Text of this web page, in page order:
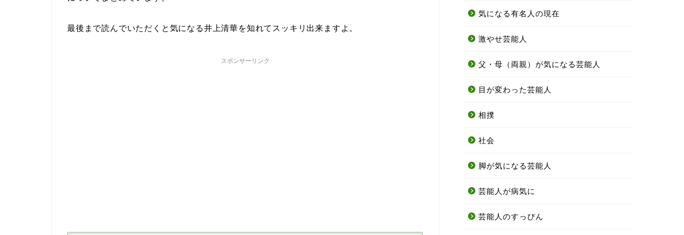
最後まで読んでいただくと気になる井上清華を知れてスッキリ出来ますよ。
スポンサーリンク
気になる有名人の現在
激やせ芸能人
父・母（両親）が気になる芸能人
目が変わった芸能人
相撲
社会
脚が気になる芸能人
芸能人が病気に
芸能人のすっぴん